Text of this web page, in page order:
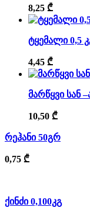
8,25 ₾
ტყემალი 0,5
4,45 ₾
მარწყვი სან
10,50 ₾
რეჰანი 50გრ
0,75 ₾
ქინძი 0,100კგ